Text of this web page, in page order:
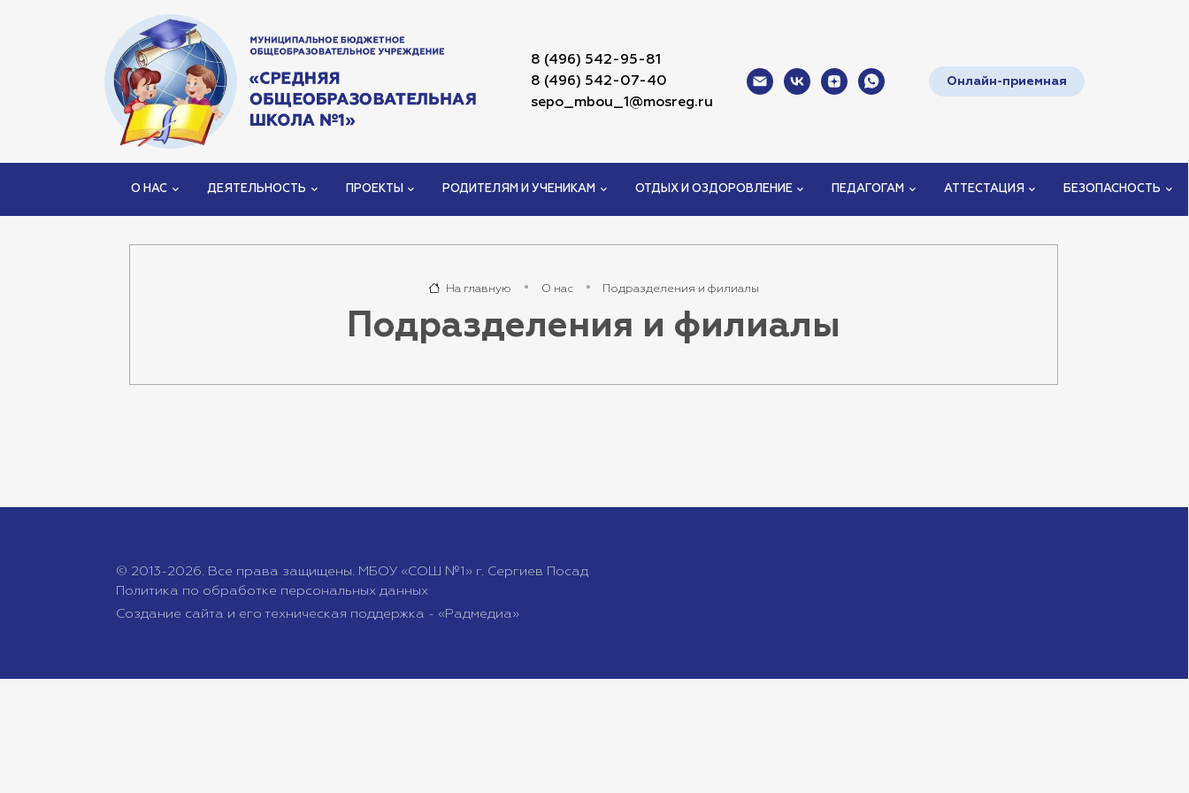
8 (496) 542-95-81
8 (496) 542-07-40
sepo_mbou_1@mosreg.ru
Онлайн-приемная
О НАС ДЕЯТЕЛЬНОСТЬ ПРОЕКТЫ РОДИТЕЛЯМ И УЧЕНИКАМ ОТДЫХ И ОЗДОРОВЛЕНИЕ ПЕДАГОГАМ АТТЕСТАЦИЯ БЕЗОПАСНОСТЬ
На главную О нас Подразделения и филиалы
Подразделения и филиалы
© 2013-2026. Все права защищены. МБОУ «СОШ №1» г. Сергиев Посад
Политика по обработке персональных данных
Создание сайта и его техническая поддержка - «Радмедиа»